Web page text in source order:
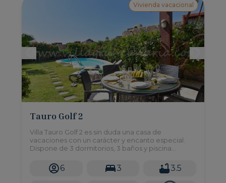
Vivienda vacacional
Tauro Golf 2
Villa Tauro Golf 2 es sin duda una casa de
vacaciones con un carácter y encanto especial.
Dispone de 3 dormitorios, 3 baños y piscina
6 3 3.5